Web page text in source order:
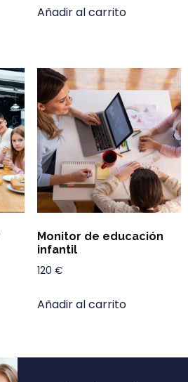
Añadir al carrito
Monitor de educación
infantil
120 €
Añadir al carrito